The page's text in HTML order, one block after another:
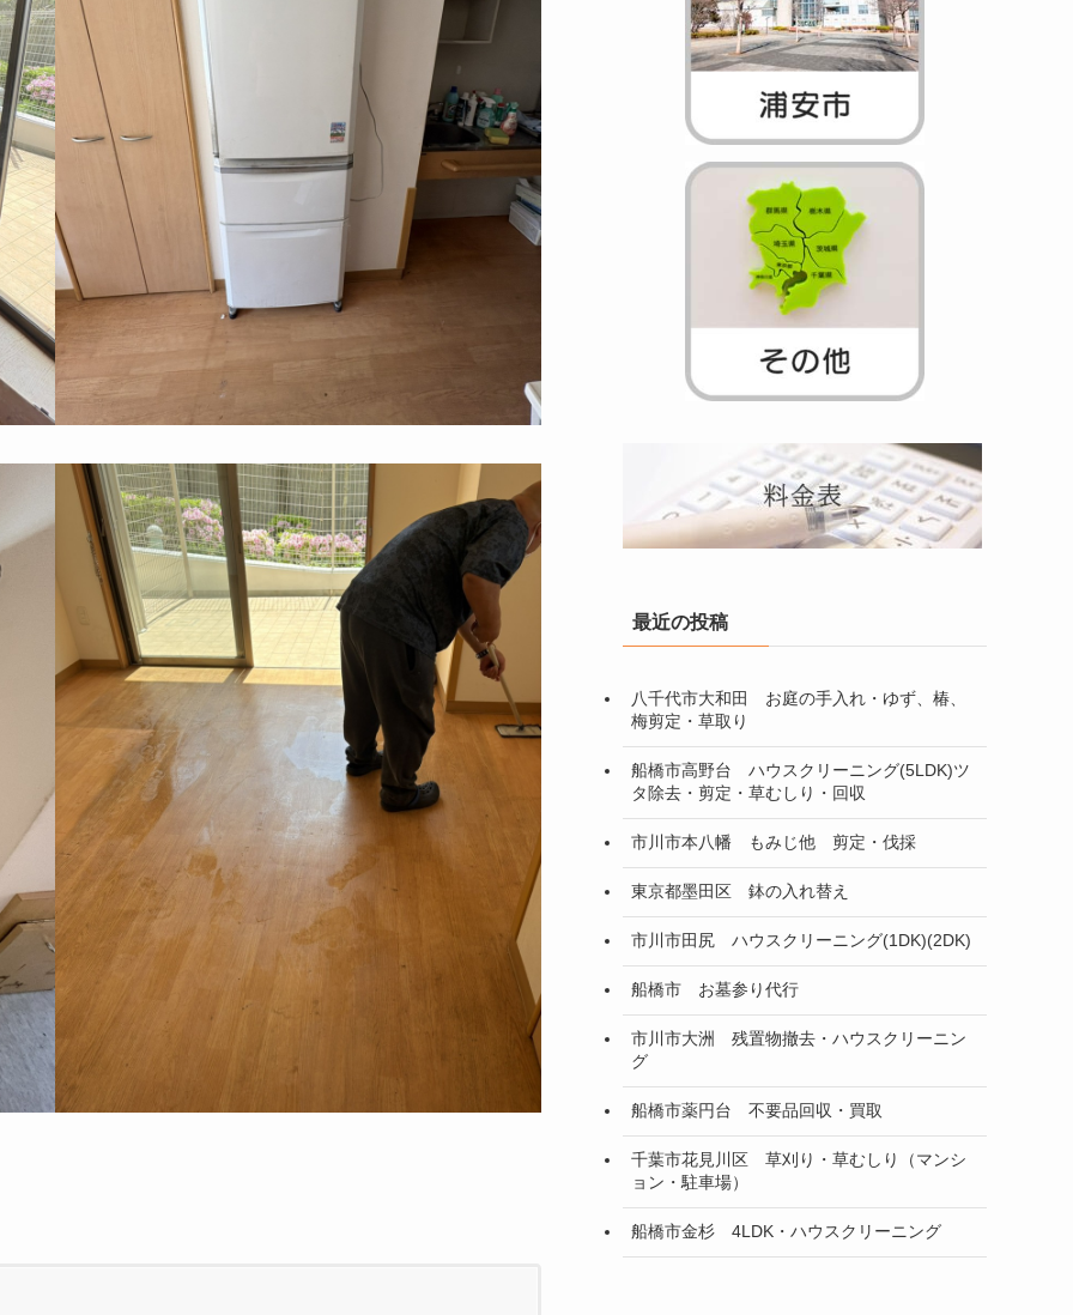
最近の投稿
八千代市大和田 お庭の手入れ・ゆず、椿、
梅剪定・草取り
船橋市高野台 ハウスクリーニング(5LDK)ツ
タ除去・剪定・草むしり・回収
市川市本八幡 もみじ他 剪定・伐採
東京都墨田区 鉢の入れ替え
市川市田尻 ハウスクリーニング(1DK)(2DK)
船橋市 お墓参り代行
市川市大洲 残置物撤去・ハウスクリーニン
グ
船橋市薬円台 不要品回収・買取
千葉市花見川区 草刈り・草むしり（マンシ
ョン・駐車場）
船橋市金杉 4LDK・ハウスクリーニング